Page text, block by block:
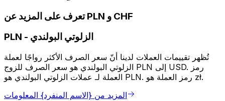
تعرف على المزيد عن PLN و CHF
PLN - الزلوتي البولندي
تُظهر تقييمات العملات لدينا أنّ سعر الصرف الأكثر رواجًا لعملة
الزلوتي البولندي هو سعر الصرف للزوج PLN إلى USD. رمز
العملة لـ عملات الزلوتي البولندي هو PLN. رمز العملة هو zł.
المزيد من {الاسم المنفرد} المعلومات